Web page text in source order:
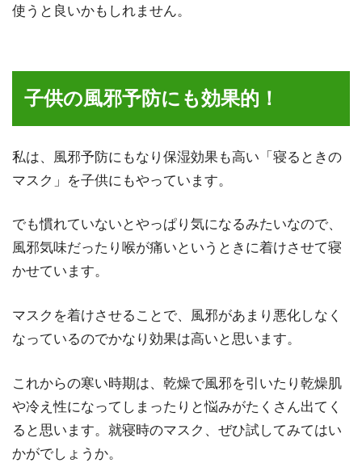
使うと良いかもしれません。
子供の風邪予防にも効果的！
私は、風邪予防にもなり保湿効果も高い「寝るときの
マスク」を子供にもやっています。
でも慣れていないとやっぱり気になるみたいなので、
風邪気味だったり喉が痛いというときに着けさせて寝
かせています。
マスクを着けさせることで、風邪があまり悪化しなく
なっているのでかなり効果は高いと思います。
これからの寒い時期は、乾燥で風邪を引いたり乾燥肌
や冷え性になってしまったりと悩みがたくさん出てく
ると思います。就寝時のマスク、ぜひ試してみてはい
かがでしょうか。